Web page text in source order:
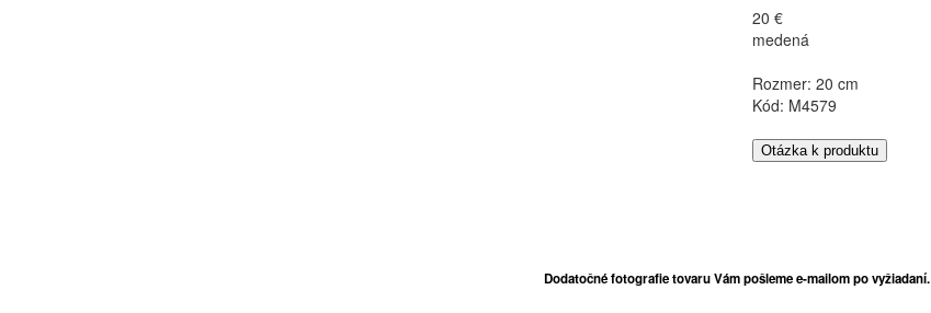
20 €
medená
Rozmer: 20 cm
Kód: M4579
Otázka k produktu
Dodatočné fotografie tovaru Vám pošleme e-mailom po vyžiadaní.